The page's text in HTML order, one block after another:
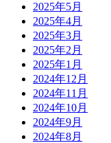
2025年5月
2025年4月
2025年3月
2025年2月
2025年1月
2024年12月
2024年11月
2024年10月
2024年9月
2024年8月